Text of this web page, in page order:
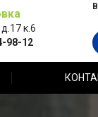
к.6
98-12